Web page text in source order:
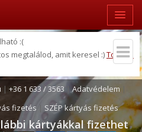
:(
megtalálod, amit keresel :)Tovább
|+36 1 633 / 3563|Adatvédelem
fizetés SZÉP kártyás fizetés
kártyákkal fizethet